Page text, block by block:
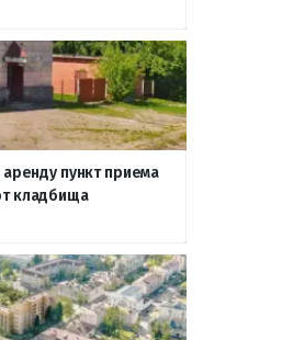
пункт приема
кладбища